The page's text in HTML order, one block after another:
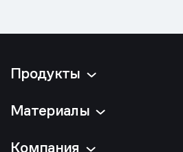
Продукты
Материалы
Компания